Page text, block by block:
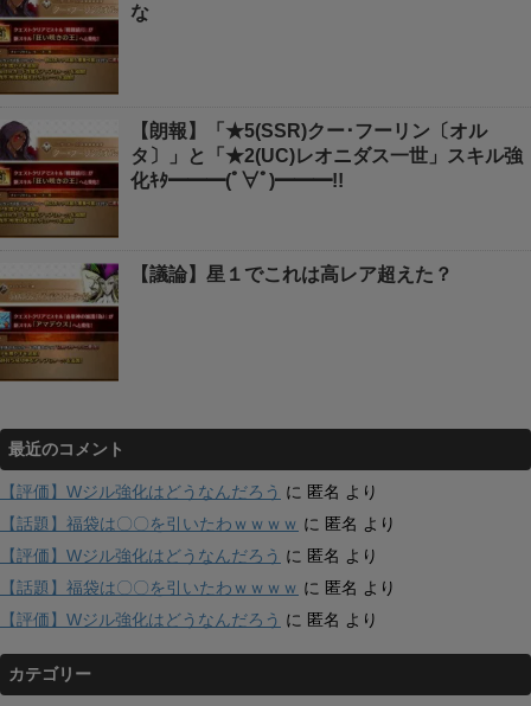
な
【朗報】「★5(SSR)クー･フーリン〔オル
タ〕」と「★2(UC)レオニダス一世」スキル強
化ｷﾀ━━━(ﾟ∀ﾟ)━━━!!
【議論】星１でこれは高レア超えた？
最近のコメント
【評価】Wジル強化はどうなんだろう に 匿名 より
【話題】福袋は〇〇を引いたわｗｗｗｗ に 匿名 より
【評価】Wジル強化はどうなんだろう に 匿名 より
【話題】福袋は〇〇を引いたわｗｗｗｗ に 匿名 より
【評価】Wジル強化はどうなんだろう に 匿名 より
カテゴリー